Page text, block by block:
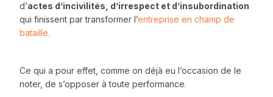
d’actes d’incivilités, d’irrespect et d’insubordination
qui finissent par transformer l’entreprise en champ de
bataille.
Ce qui a pour effet, comme on déjà eu l’occasion de le
noter, de s’opposer à toute performance.